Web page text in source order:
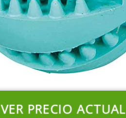
VER PRECIO ACTUAL